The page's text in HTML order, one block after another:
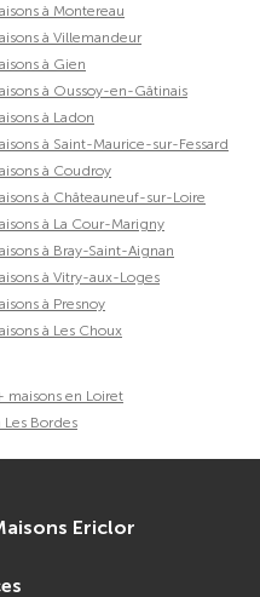
à Montereau
à Villemandeur
à Gien
à Oussoy-en-Gâtinais
à Ladon
à Saint-Maurice-sur-Fessard
à Coudroy
à Châteauneuf-sur-Loire
à La Cour-Marigny
à Bray-Saint-Aignan
à Vitry-aux-Loges
à Presnoy
à Les Choux
maisons en Loiret
Les Bordes
Ericlor